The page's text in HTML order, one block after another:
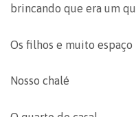
brincando que era um
Os filhos e muito
Nosso chalé